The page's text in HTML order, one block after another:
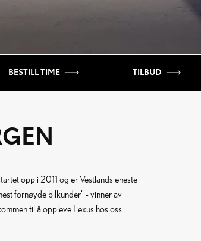
BESTILL TIME TILBUD
opp i 2011 og er Vestlands eneste
fornøyde bilkunder" - vinner av
til å oppleve Lexus hos oss.